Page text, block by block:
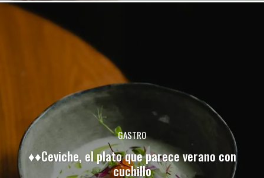
GASTRO
♦♦Ceviche, el plato que parece verano con
cuchillo